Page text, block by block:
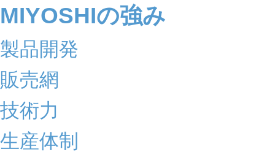
MIYOSHIの強み
製品開発
販売網
技術力
生産体制